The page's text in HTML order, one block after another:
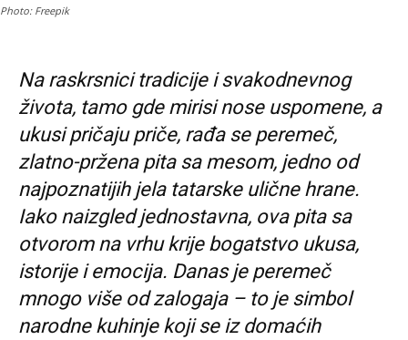
Photo: Freepik
Na raskrsnici tradicije i svakodnevnog
života, tamo gde mirisi nose uspomene, a
ukusi pričaju priče, rađa se peremeč,
zlatno-pržena pita sa mesom, jedno od
najpoznatijih jela tatarske ulične hrane.
Iako naizgled jednostavna, ova pita sa
otvorom na vrhu krije bogatstvo ukusa,
istorije i emocija. Danas je peremeč
mnogo više od zalogaja – to je simbol
narodne kuhinje koji se iz domaćih